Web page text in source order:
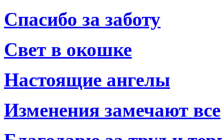
Спасибо за заботу
Свет в окошке
Настоящие ангелы
Изменения замечают все